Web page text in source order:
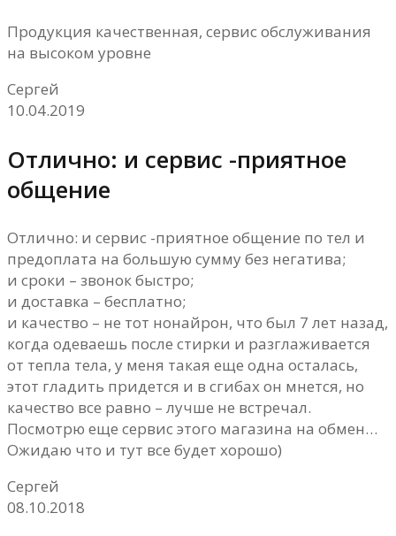
Продукция качественная, сервис обслуживания
на высоком уровне
Сергей
10.04.2019
Отлично: и сервис -приятное
общение
Отлично: и сервис -приятное общение по тел и
предоплата на большую сумму без негатива;
и сроки – звонок быстро;
и доставка – бесплатно;
и качество – не тот нонайрон, что был 7 лет назад,
когда одеваешь после стирки и разглаживается
от тепла тела, у меня такая еще одна осталась,
этот гладить придется и в сгибах он мнется, но
качество все равно – лучше не встречал.
Посмотрю еще сервис этого магазина на обмен…
Ожидаю что и тут все будет хорошо)
Сергей
08.10.2018